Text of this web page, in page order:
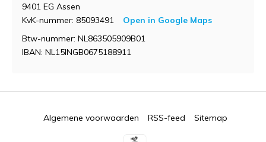
9401 EG Assen
KvK-nummer: 85093491
Open in Google Maps
Btw-nummer: NL863505909B01
IBAN: NL15INGB0675188911
Algemene voorwaarden RSS-feed Sitemap